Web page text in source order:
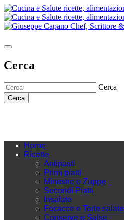
Cerca
Cerca
Cerca
Home
Ricette
Antipasti
Primi piatti
Minestre e Zuppe
Secondi Piatti
Insalate
Focacce e Torte salate
Conserve e Salse